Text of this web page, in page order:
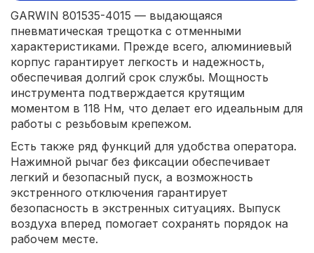
GARWIN 801535-4015 — выдающаяся
пневматическая трещотка с отменными
характеристиками. Прежде всего, алюминиевый
корпус гарантирует легкость и надежность,
обеспечивая долгий срок службы. Мощность
инструмента подтверждается крутящим
моментом в 118 Нм, что делает его идеальным для
работы с резьбовым крепежом.
Есть также ряд функций для удобства оператора.
Нажимной рычаг без фиксации обеспечивает
легкий и безопасный пуск, а возможность
экстренного отключения гарантирует
безопасность в экстренных ситуациях. Выпуск
воздуха вперед помогает сохранять порядок на
рабочем месте.